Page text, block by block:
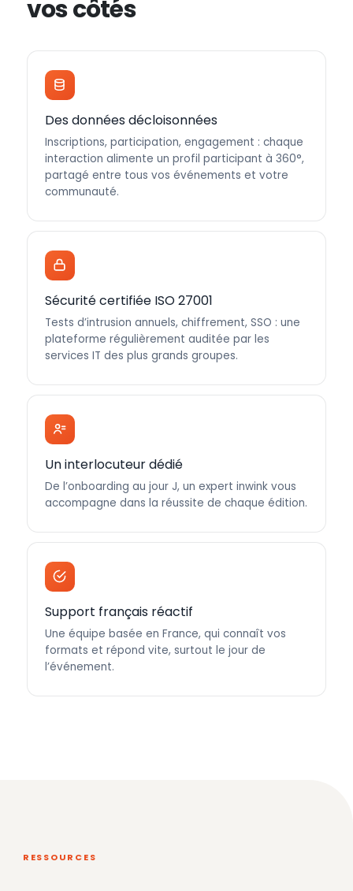
vos côtés
Des données décloisonnées
Inscriptions, participation, engagement : chaque
interaction alimente un profil participant à 360°,
partagé entre tous vos événements et votre
communauté.
Sécurité certifiée ISO 27001
Tests d’intrusion annuels, chiffrement, SSO : une
plateforme régulièrement auditée par les
services IT des plus grands groupes.
Un interlocuteur dédié
De l’onboarding au jour J, un expert inwink vous
accompagne dans la réussite de chaque édition.
Support français réactif
Une équipe basée en France, qui connaît vos
formats et répond vite, surtout le jour de
l’événement.
RESSOURCES